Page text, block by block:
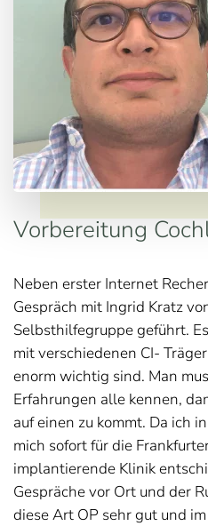
Vorbereitung
Neben erster Internet
Gespräch mit Ingrid Kratz
Selbsthilfegruppe geführt.
mit verschiedenen CI-
enorm wichtig sind. Man
Erfahrungen alle kennen,
auf einen zu kommt. Da ich
mich sofort für die
implantierende Klinik
Gespräche vor Ort und der
diese Art OP sehr gut und